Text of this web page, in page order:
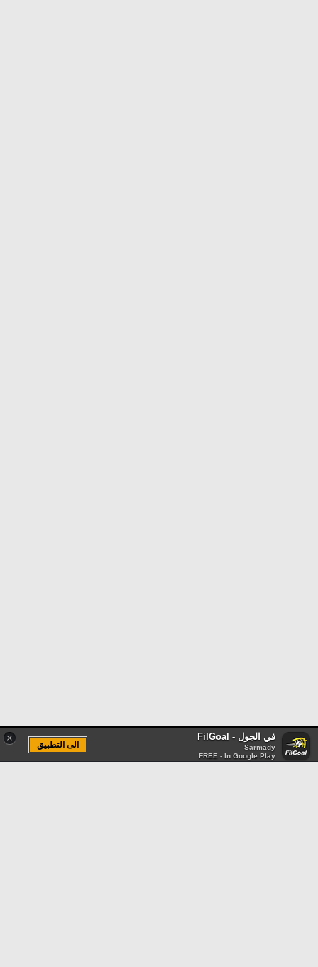
× في الجول - FilGoal
Sarmady
FREE - In Google Play
الى التطبيق